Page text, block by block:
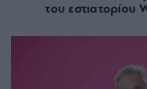
του εστιατορίου